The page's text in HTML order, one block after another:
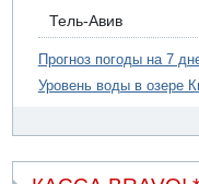
07.08.2026 17:57
Подозреваемый в
Дахан
07.08.2026 17:55
коррупционных
Тель-Авив
Прогноз погоды на 7
Уровень воды в озере